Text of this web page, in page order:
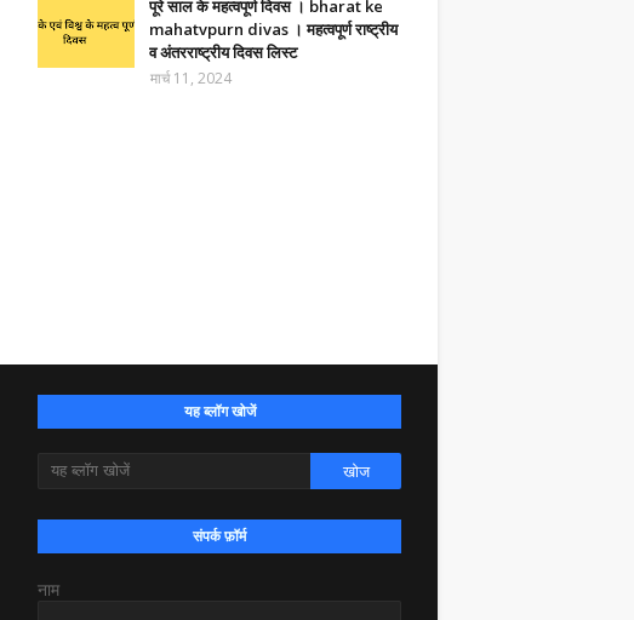
पूरे साल के महत्वपूर्ण दिवस । bharat ke
mahatvpurn divas । महत्वपूर्ण राष्ट्रीय
व अंतरराष्ट्रीय दिवस लिस्ट
मार्च 11, 2024
यह ब्लॉग खोजें
संपर्क फ़ॉर्म
नाम